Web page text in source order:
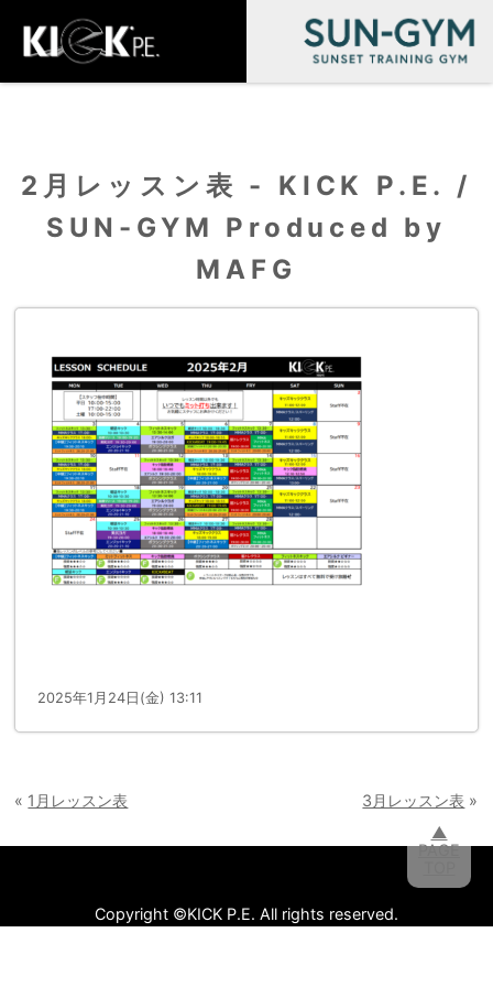
2月レッスン表 - KICK P.E. /
SUN-GYM Produced by
MAFG
2025年1月24日(金) 13:11
« 1月レッスン表 3月レッスン表 »
Copyright ©KICK P.E. All rights reserved.
▲
PAGE